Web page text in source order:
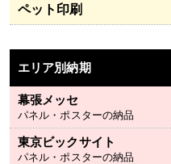
ペット印刷
エリア別納期
幕張メッセ
パネル・ポスターの納品
東京ビックサイト
パネル・ポスターの納品